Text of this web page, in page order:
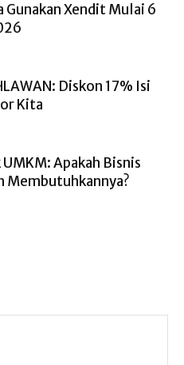
Gunakan Xendit Mulai 6
Diskon 17% Isi
Kita
UMKM: Apakah Bisnis
Membutuhkannya?